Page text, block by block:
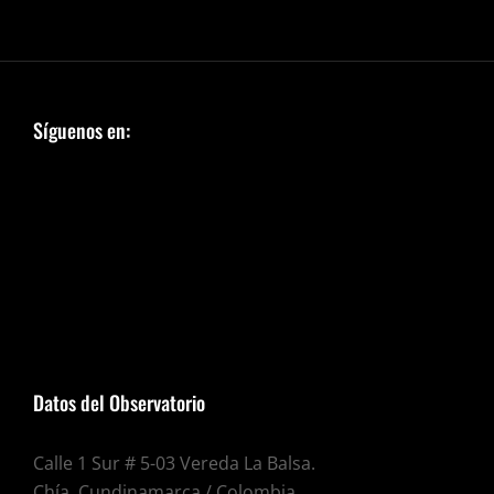
Síguenos en:
Datos del Observatorio
Calle 1 Sur # 5-03 Vereda La Balsa.